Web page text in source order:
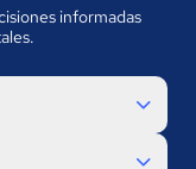
informadas